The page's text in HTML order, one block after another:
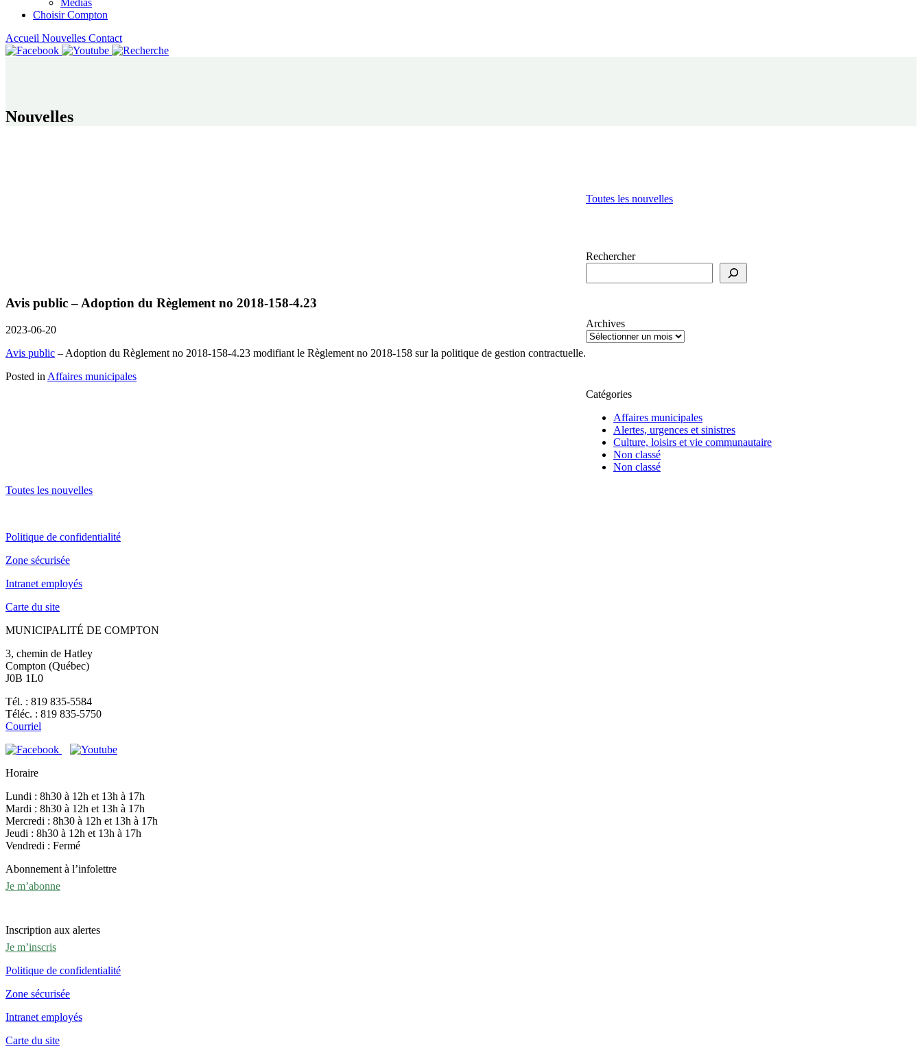
Choisir Compton
Accueil Nouvelles Contact
Nouvelles
Avis public – Adoption du Règlement no 2018-158-4.23
2023-06-20
Avis public – Adoption du Règlement no 2018-158-4.23 modifiant le Règlement no 2018-158 sur la politique de gestion contractuelle.
Posted in Affaires municipales
Toutes les nouvelles
Rechercher
Archives
Catégories
Affaires municipales
Alertes, urgences et sinistres
Culture, loisirs et vie communautaire
Non classé
Non classé
Toutes les nouvelles
Politique de confidentialité
Zone sécurisée
Intranet employés
Carte du site
MUNICIPALITÉ DE COMPTON
3, chemin de Hatley
Compton (Québec)
J0B 1L0
Tél. : 819 835-5584
Téléc. : 819 835-5750
Courriel
Horaire
Lundi : 8h30 à 12h et 13h à 17h
Mardi : 8h30 à 12h et 13h à 17h
Mercredi : 8h30 à 12h et 13h à 17h
Jeudi : 8h30 à 12h et 13h à 17h
Vendredi : Fermé
Abonnement à l’infolettre
Je m’abonne
Inscription aux alertes
Je m’inscris
Politique de confidentialité
Zone sécurisée
Intranet employés
Carte du site